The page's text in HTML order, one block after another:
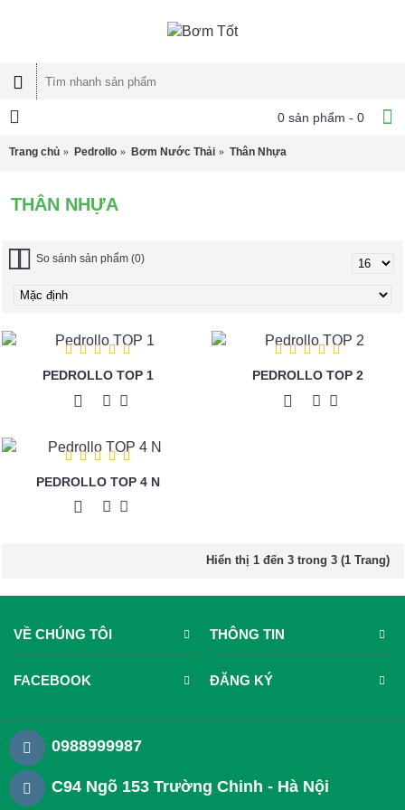
0 sản phẩm - 0
Trang chủ Pedrollo Bơm Nước Thải Thân Nhựa
THÂN NHỰA
So sánh sản phẩm (0)
PEDROLLO TOP 1 PEDROLLO TOP 2
PEDROLLO TOP 4 N
Hiển thị 1 đến 3 trong 3 (1 Trang)
VỀ CHÚNG TÔI THÔNG TIN
FACEBOOK ĐĂNG KÝ
0988999987
C94 Ngõ 153 Trường Chinh - Hà Nội